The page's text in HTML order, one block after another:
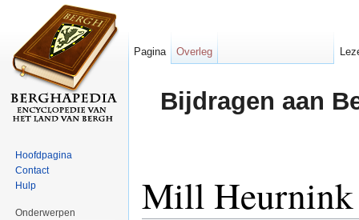
Bijdragen aan
Mill Heurnink
Pagina Overleg
Hoofdpagina
Contact
Hulp
Onderwerpen